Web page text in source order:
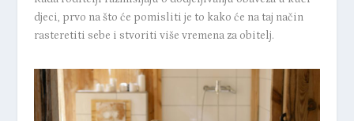
djeci, prvo na što će pomisliti je to kako će na taj način
rasteretiti sebe i stvoriti više vremena za obitelj.